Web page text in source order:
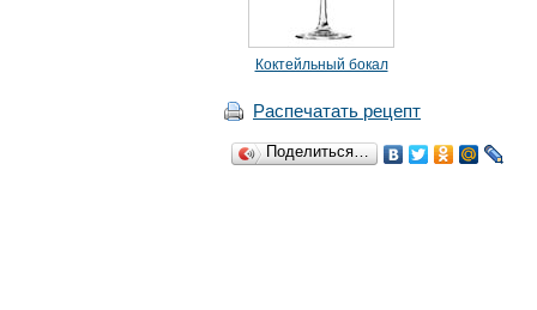
Коктейльный бокал
Распечатать рецепт
Поделиться…